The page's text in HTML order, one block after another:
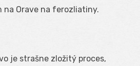
na Orave na ferozliatiny.
je strašne zložitý proces,